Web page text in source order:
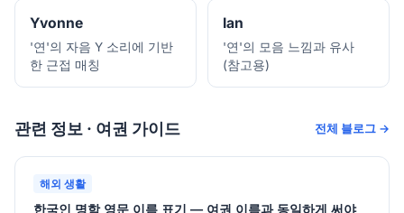
Yvonne
'연'의 자음 Y 소리에 기반
한 근접 매칭
Ian
'연'의 모음 느낌과 유사
(참고용)
관련 정보 · 여권 가이드 전체 블로그 →
해외 생활
한국인 명함 영문 이름 표기 — 여권 이름과 동일하게 써야